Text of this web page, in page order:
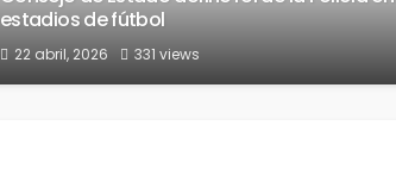
estadios de fútbol
22 abril, 2026 331 views